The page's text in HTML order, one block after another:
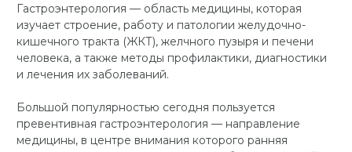
Гастроэнтерология — область медицины, которая
изучает строение, работу и патологии желудочно-
кишечного тракта (ЖКТ), желчного пузыря и печени
человека, а также методы профилактики, диагностики
и лечения их заболеваний.
Большой популярностью сегодня пользуется
превентивная гастроэнтерология — направление
медицины, в центре внимания которого ранняя